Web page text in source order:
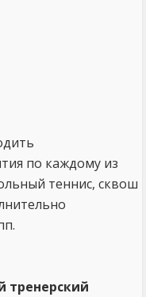
по каждому из
теннис, сквош
тренерский